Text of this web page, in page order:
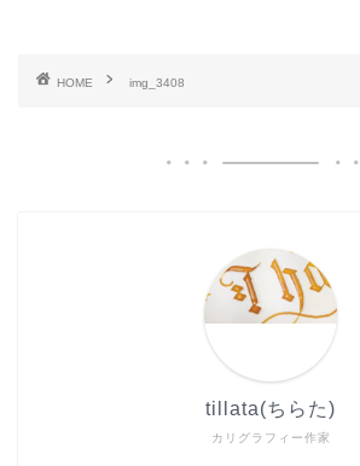
HOME img_3408
カリグラフィー作家
tillata(ちらた)